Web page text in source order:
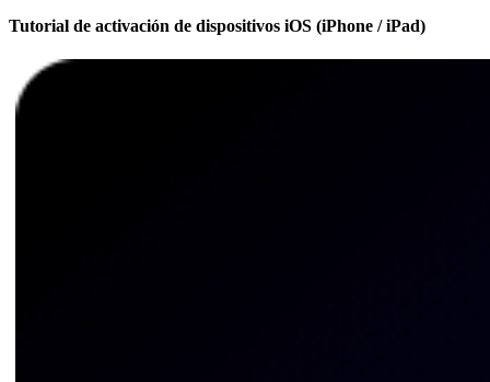
Tutorial de activación de dispositivos iOS (iPhone / iPad)